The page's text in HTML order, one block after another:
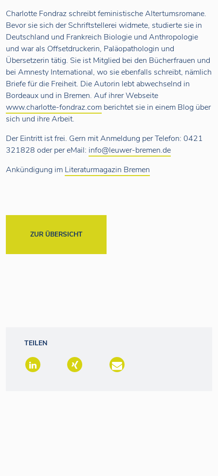
Charlotte Fondraz schreibt feministische Altertumsromane.
Bevor sie sich der Schriftstellerei widmete, studierte sie in
Deutschland und Frankreich Biologie und Anthropologie
und war als Offsetdruckerin, Paläopathologin und
Übersetzerin tätig. Sie ist Mitglied bei den Bücherfrauen und
bei Amnesty International, wo sie ebenfalls schreibt, nämlich
Briefe für die Freiheit. Die Autorin lebt abwechselnd in
Bordeaux und in Bremen. Auf ihrer Webseite
www.charlotte-fondraz.com berichtet sie in einem Blog über
sich und ihre Arbeit.
Der Eintritt ist frei. Gern mit Anmeldung per Telefon: 0421
321828 oder per eMail: info@leuwer-bremen.de
Ankündigung im Literaturmagazin Bremen
ZUR ÜBERSICHT
TEILEN